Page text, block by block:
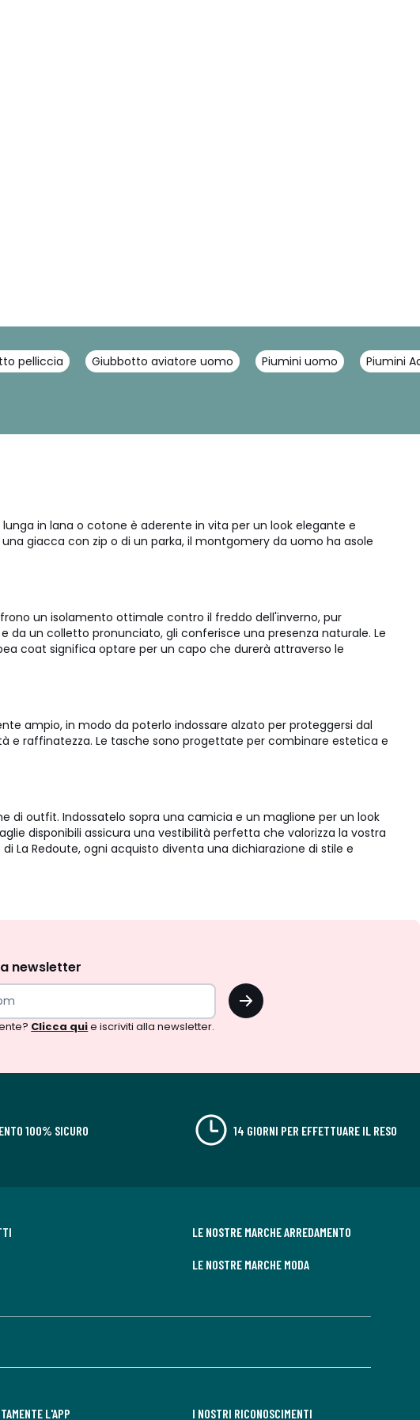
pelliccia Giubbotto aviatore uomo Piumini uomo Piumini
in lana o cotone è aderente in vita per un look elegante e
giacca con zip o di un parka, il montgomery da uomo ha asole
un isolamento ottimale contro il freddo dell'inverno, pur
un colletto pronunciato, gli conferisce una presenza naturale. Le
coat significa optare per un capo che durerà attraverso le
ampio, in modo da poterlo indossare alzato per proteggersi dal
e raffinatezza. Le tasche sono progettate per combinare estetica e
outfit. Indossatelo sopra una camicia e un maglione per un look
disponibili assicura una vestibilità perfetta che valorizza la vostra
La Redoute, ogni acquisto diventa una dichiarazione di stile e
newsletter
OK
Clicca quie iscriviti alla newsletter.
100% SICURO 14 GIORNI PER EFFETTUARE IL RESO
LE NOSTRE MARCHE ARREDAMENTO
LE NOSTRE MARCHE MODA
L'APP I NOSTRI RICONOSCIMENTI